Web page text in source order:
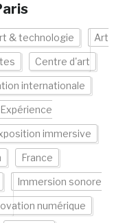
& technologie Art
Centre d'art
internationale
Expérience
immersive
France
Immersion sonore
numérique